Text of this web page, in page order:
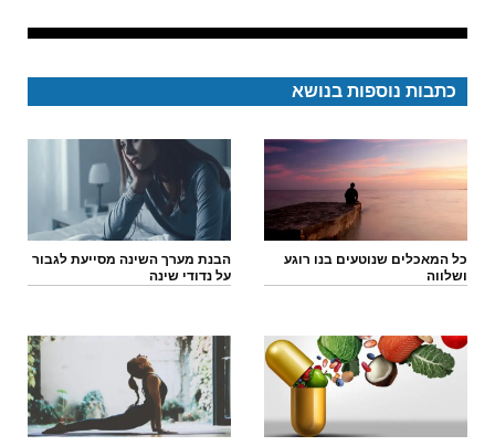
כתבות נוספות בנושא
כל המאכלים שנוטעים בנו רוגע
ושלווה
הבנת מערך השינה מסייעת לגבור
על נדודי שינה